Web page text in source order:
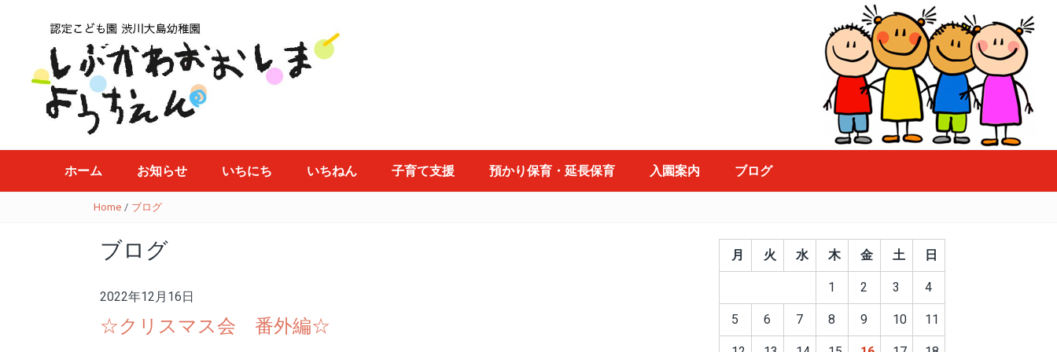
ホーム お知らせ いちにち いちねん 子育て支援 預かり保育・延長保育 入園案内 ブログ
Home / ブログ
ブログ
2022年12月16日
☆クリスマス会 番外編☆
月 火 水 木 金 土 日
1 2 3 4
5 6 7 8 9 10 11